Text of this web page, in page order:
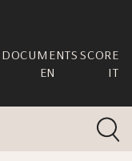
DOCUMENTS SCORE
EN IT